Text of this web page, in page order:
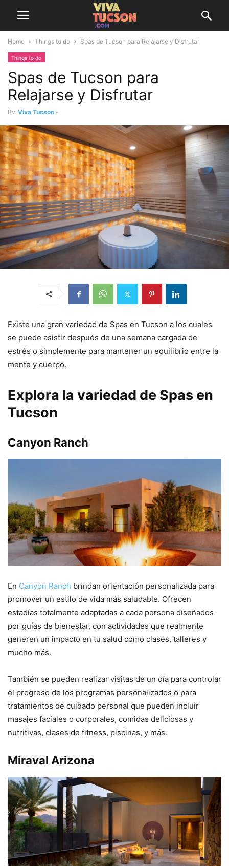
Home Things to do Spas de Tucson para Relajarse y Disfrutar
Things to do
Spas de Tucson para
Relajarse y Disfrutar
By Viva Tucson -
Existe una gran variedad de Spas en Tucson a los cuales
se puede asistir después de una semana cargada de
estrés o simplemente para mantener un equilibrio entre la
mente y cuerpo.
Explora la variedad de Spas en
Tucson
Canyon Ranch
En Canyon Ranch brindan orientación personalizada para
promover un estilo de vida más saludable. Ofrecen
estadías totalmente adaptadas a cada persona diseñados
por guías de bienestar, con actividades que realmente
generen un impacto en tu salud como clases, talleres y
mucho más.
También se pueden realizar visitas de un día para controlar
el progreso de los programas personalizados o para
tratamientos de cuidado personal que pueden incluir
masajes faciales o corporales, comidas deliciosas y
nutritivas, clases de fitness, piscinas, y más.
Miraval Arizona